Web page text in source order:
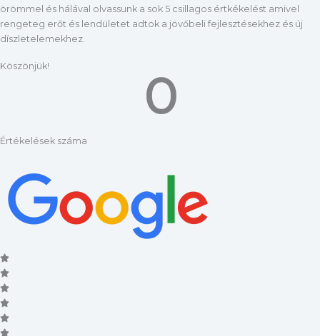
örömmel és hálával olvassunk a sok 5 csillagos értkékelést amivel
rengeteg erőt és lendületet adtok a jövőbeli fejlesztésekhez és új
díszletelemekhez.
Köszönjük!
0
Értékelések száma